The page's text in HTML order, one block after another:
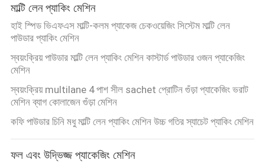
মাল্টি লেন প্যাকিং মেশিন
হাই স্পিড ভিএফএস মাল্টি-কলম প্যাকেজ চেকওয়েজিং সিস্টেম মাল্টি লেন
পাউডার প্যাকিং মেশিন
স্বয়ংক্রিয় পাউডার মাল্টি লেন প্যাকিং মেশিন কাস্টার্ড পাউডার ওজন প্যাকেজিং
মেশিন
স্বয়ংক্রিয় multilane 4 পাশ সীল sachet প্রোটিন গুঁড়া প্যাকেজিং ভরাট
মেশিন ব্যাগ কোলাজেন গুঁড়া মেশিন
কফি পাউডার চিনি মধু মাল্টি লেন প্যাকিং মেশিন উচ্চ গতির স্যাচেট প্যাকিং মেশিন
ফল এবং উদ্ভিজ্জ প্যাকেজিং মেশিন